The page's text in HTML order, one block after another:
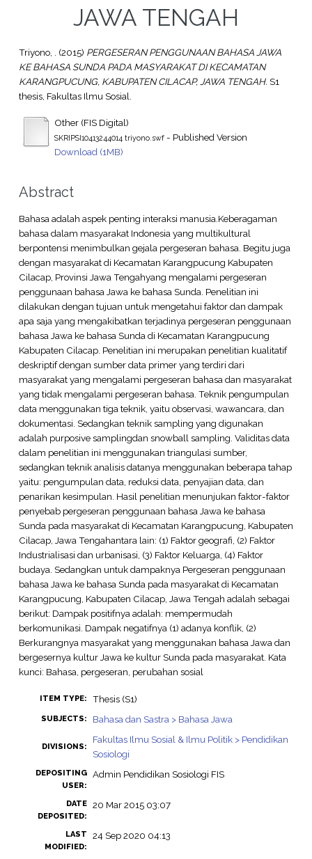
JAWA TENGAH
Triyono, . (2015) PERGESERAN PENGGUNAAN BAHASA JAWA
KE BAHASA SUNDA PADA MASYARAKAT DI KECAMATAN
KARANGPUCUNG, KABUPATEN CILACAP, JAWA TENGAH. S1
thesis, Fakultas Ilmu Sosial.
Other (FIS Digital)
SKRIPSI10413244014 triyono.swf- Published Version
Download (1MB)
Abstract
Bahasa adalah aspek penting interaksi manusia.Keberagaman
bahasa dalam masyarakat Indonesia yang multikultural
berpontensi menimbulkan gejala pergeseran bahasa. Begitu juga
dengan masyarakat di Kecamatan Karangpucung Kabupaten
Cilacap, Provinsi Jawa Tengahyang mengalami pergeseran
penggunaan bahasa Jawa ke bahasa Sunda. Penelitian ini
dilakukan dengan tujuan untuk mengetahui faktor dan dampak
apa saja yang mengakibatkan terjadinya pergeseran penggunaan
bahasa Jawa ke bahasa Sunda di Kecamatan Karangpucung
Kabupaten Cilacap. Penelitian ini merupakan penelitian kualitatif
deskriptif dengan sumber data primer yang terdiri dari
masyarakat yang mengalami pergeseran bahasa dan masyarakat
yang tidak mengalami pergeseran bahasa. Teknik pengumpulan
data menggunakan tiga teknik, yaitu observasi, wawancara, dan
dokumentasi. Sedangkan teknik sampling yang digunakan
adalah purposive samplingdan snowball sampling. Validitas data
dalam penelitian ini menggunakan triangulasi sumber,
sedangkan teknik analisis datanya menggunakan beberapa tahap
yaitu: pengumpulan data, reduksi data, penyajian data, dan
penarikan kesimpulan. Hasil penelitian menunjukan faktor-faktor
penyebab pergeseran penggunaan bahasa Jawa ke bahasa
Sunda pada masyarakat di Kecamatan Karangpucung, Kabupaten
Cilacap, Jawa Tengahantara lain: (1) Faktor geografi, (2) Faktor
Industrialisasi dan urbanisasi, (3) Faktor Keluarga, (4) Faktor
budaya. Sedangkan untuk dampaknya Pergeseran penggunaan
bahasa Jawa ke bahasa Sunda pada masyarakat di Kecamatan
Karangpucung, Kabupaten Cilacap, Jawa Tengah adalah sebagai
berikut: Dampak positifnya adalah: mempermudah
berkomunikasi. Dampak negatifnya (1) adanya konflik, (2)
Berkurangnya masyarakat yang menggunakan bahasa Jawa dan
bergesernya kultur Jawa ke kultur Sunda pada masyarakat. Kata
kunci: Bahasa, pergeseran, perubahan sosial
ITEM TYPE: Thesis (S1)
SUBJECTS: Bahasa dan Sastra > Bahasa Jawa
DIVISIONS:
Fakultas Ilmu Sosial & Ilmu Politik > Pendidikan
Sosiologi
DEPOSITING
USER:
Admin Pendidikan Sosiologi FIS
DATE
DEPOSITED:
20 Mar 2015 03:07
LAST
MODIFIED:
24 Sep 2020 04:13